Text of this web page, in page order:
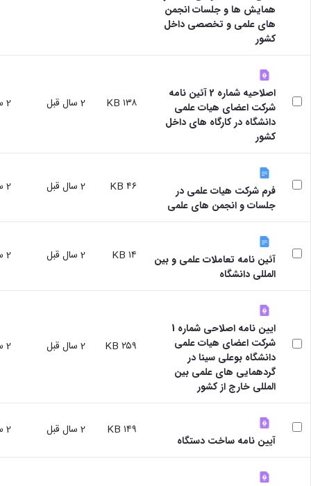
همایش ها و جلسات انجمن
های علمی و تخصصی داخل
کشور
اصلاحیه شماره 2 آئین نامه
شرکت اعضای هیات علمی
دانشگاه در کارگاه های داخل
کشور
۱۳۸ KB 2 سال قبل 2 سال قبل
فرم شرکت هیات علمی در
جلسات و انجمن های علمی
۴۶ KB 2 سال قبل 2 سال قبل
آئین نامه تعاملات علمی و بین
المللی دانشگاه
۱۴ KB 2 سال قبل 2 سال قبل
ایین نامه اصلاحی شماره 1
شرکت اعضای هیات علمی
دانشگاه بوعلی سینا در
گردهمایی های علمی بین
المللی خارج از کشور
۲۵۹ KB 2 سال قبل 2 سال قبل
آیین نامه ساخت دستگاه
۱۴۹ KB 2 سال قبل 2 سال قبل